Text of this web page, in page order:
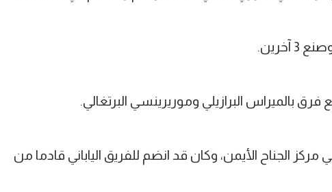
بالميراس البرازيلي وموريرينسي البرتغالي.
-26 عاما- في مركز الجناح الأيمن، وكان قد انضم للفريق الياباني قادما من